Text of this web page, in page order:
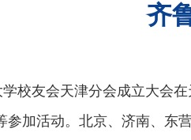
齐
校友会天津分会成立大会
参加活动。北京、济南、东